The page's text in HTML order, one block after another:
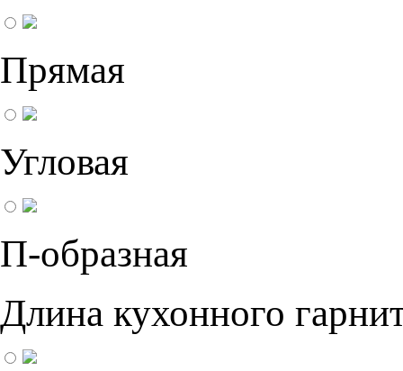
Прямая
Угловая
П-образная
Длина кухонного